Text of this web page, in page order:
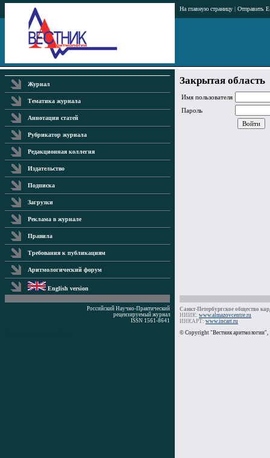
На главную страницу | Отправить
Журнал
Тематика журнала
Аннотации статей
Рубрикатор журнала
Редакционная коллегия
Издательство
Подписка
Загрузки
Реклама в журнале
Правила
Требования к публикациям
Аритмологический форум
English version
Закрытая область
Имя пользователя
Пароль
Российский Научно-Практический
рецензируемый журнал
ISSN 1561-8641
Санкт-Петербургское общество
НИИК: www.almazovcentre.ru
ИНКАРТ: www.incart.ru
© Copyright "Вестник аритмологии",